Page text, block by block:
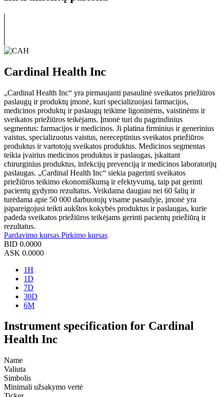
Cardinal Health Inc
„Cardinal Health Inc“ yra pirmaujanti pasaulinė sveikatos priežiūros
paslaugų ir produktų įmonė, kuri specializuojasi farmacijos,
medicinos produktų ir paslaugų teikime ligoninėms, vaistinėms ir
sveikatos priežiūros teikėjams. Įmonė turi du pagrindinius
segmentus: farmacijos ir medicinos. Ji platina firminius ir generinius
vaistus, specializuotus vaistus, nereceptinius sveikatos priežiūros
produktus ir vartotojų sveikatos produktus. Medicinos segmentas
teikia įvairius medicinos produktus ir paslaugas, įskaitant
chirurginius produktus, infekcijų prevenciją ir medicinos laboratorijų
paslaugas. „Cardinal Health Inc“ siekia pagerinti sveikatos
priežiūros teikimo ekonomiškumą ir efektyvumą, taip pat gerinti
pacientų gydymo rezultatus. Veikdama daugiau nei 60 šalių ir
turėdama apie 50 000 darbuotojų visame pasaulyje, įmonė yra
įsipareigojusi teikti aukštos kokybės produktus ir paslaugas, kurie
padeda sveikatos priežiūros teikėjams gerinti pacientų priežiūrą ir
rezultatus.
Pardavimo kursas Pirkimo kursas
BID 0.0000
ASK 0.0000
1H
1D
7D
30D
6M
Instrument specification for Cardinal
Health Inc
Name
Valiuta
Simbolis
Minimali užsakymo vertė